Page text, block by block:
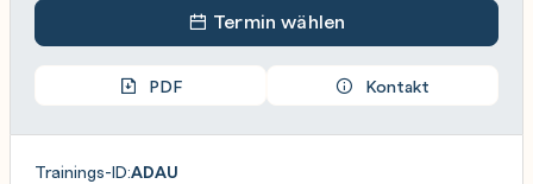
Termin wählen
PDF Kontakt
Trainings-ID:ADAU